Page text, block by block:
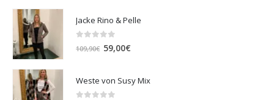
Jacke Rino & Pelle
out of 5
109,90€ Ursprünglicher
109,90€
59,00€
59,00€.
Weste von Susy Mix